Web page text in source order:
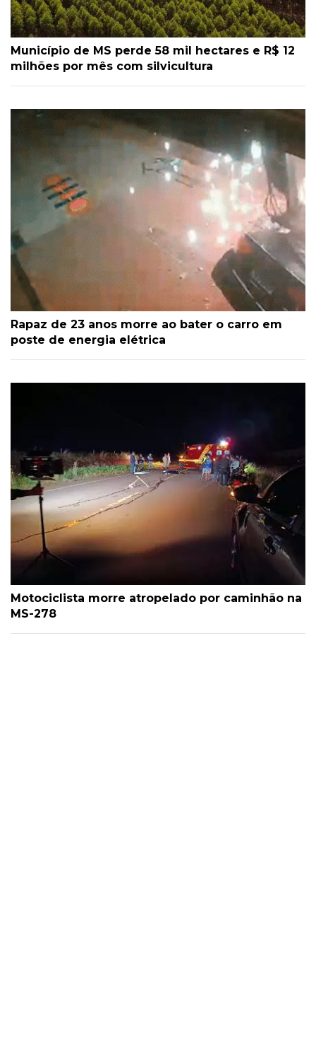
Município de MS perde 58 mil hectares e R$ 12
milhões por mês com silvicultura
Rapaz de 23 anos morre ao bater o carro em
poste de energia elétrica
Motociclista morre atropelado por caminhão na
MS-278